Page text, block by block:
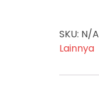
SKU: N/A
Lainnya